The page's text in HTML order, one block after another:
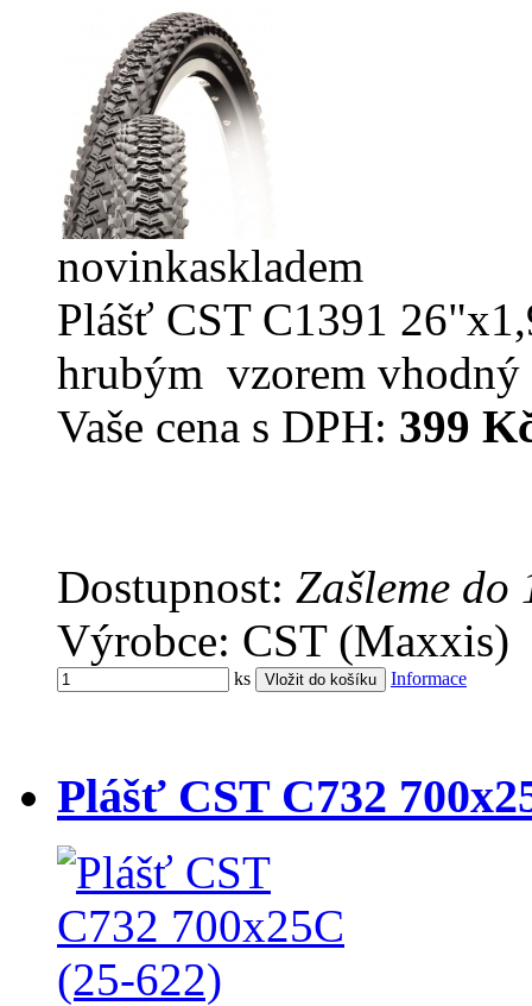
novinkaskladem
Plášť CST C1391
hrubým vzorem
Vaše cena s DPH: 399
Dostupnost: Zašleme do
Výrobce: CST (Maxxis)
ks Informace
Plášť CST C732